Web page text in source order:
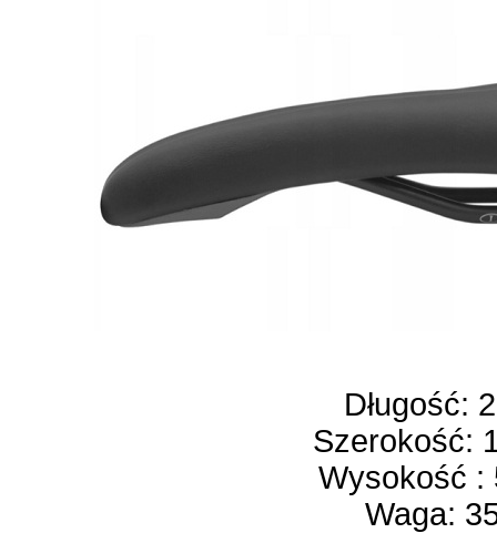
Długość:
Szerokość:
Wysokość :
Waga: